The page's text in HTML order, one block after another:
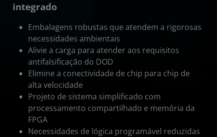
integrado
Embalagens robustas que atendem a rigorosas
necessidades ambientais
Alivie a carga para atender aos requisitos
antifalsificação do DOD
Elimine a conectividade de chip para chip de
alta velocidade
Projeto de sistema simplificado com
processamento compartilhado e memória da
FPGA
Necessidades de lógica programável reduzidas